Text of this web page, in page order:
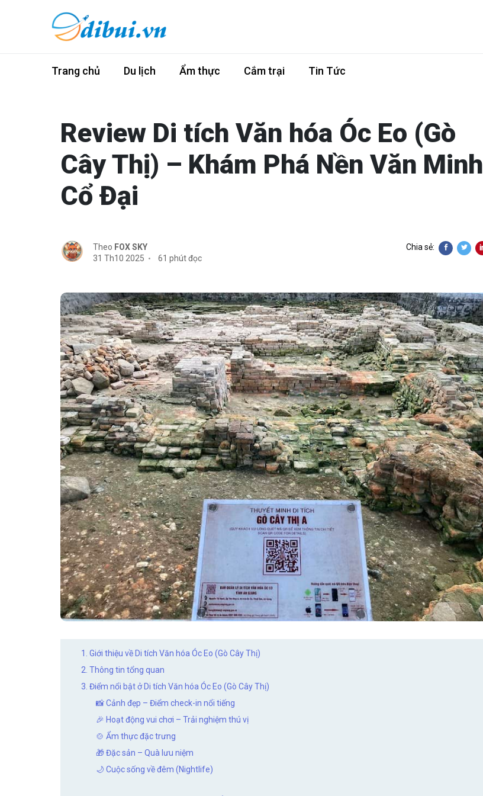
Trang chủ Du lịch Ẩm thực Cắm trại Tin Tức
Review Di tích Văn hóa Óc Eo (Gò
Cây Thị) – Khám Phá Nền Văn Minh
Cổ Đại
Theo FOX SKY
31 Th10 2025
61 phút đọc
Chia sẻ:
1. Giới thiệu về Di tích Văn hóa Óc Eo (Gò Cây Thị)
2. Thông tin tổng quan
3. Điểm nổi bật ở Di tích Văn hóa Óc Eo (Gò Cây Thị)
📸 Cảnh đẹp – Điểm check-in nổi tiếng
🎉 Hoạt động vui chơi – Trải nghiệm thú vị
🍲 Ẩm thực đặc trưng
🎁 Đặc sản – Quà lưu niệm
🌙 Cuộc sống về đêm (Nightlife)